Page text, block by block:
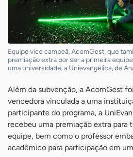
Equipe vice campeã, AcomGest, que
premiação extra por ser a primeira
uma universidade, a Unievangélica, de
Além da subvenção, a AcomGest
vencedora vinculada a uma
participante do programa, a
recebeu uma premiação extra para
equipe, bem como o professor
acadêmico para participação em